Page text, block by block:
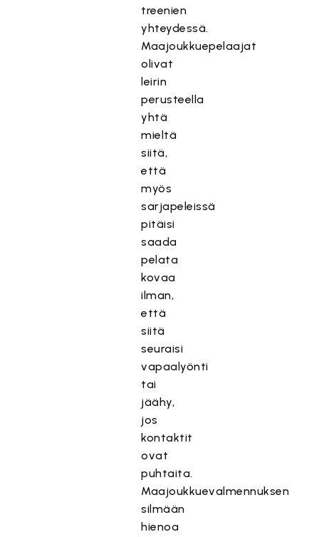
treenien
yhteydessä.
Maajoukkuepelaajat
olivat
leirin
perusteella
yhtä
mieltä
siitä,
että
myös
sarjapeleissä
pitäisi
saada
pelata
kovaa
ilman,
että
siitä
seuraisi
vapaalyönti
tai
jäähy,
jos
kontaktit
ovat
puhtaita.
Maajoukkuevalmennuksen
silmään
hienoa